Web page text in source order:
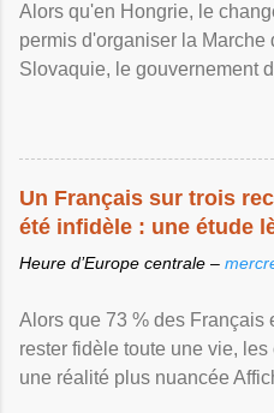
Alors qu'en Hongrie, le
permis d'organiser la Marche
Slovaquie, le gouvernement
Un Français sur trois
été infidèle : une étude
Heure d’Europe centrale –
Alors que 73 % des Français
rester fidèle toute une vie,
une réalité plus nuancée